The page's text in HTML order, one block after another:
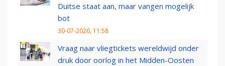
Duitse staat aan, maar vangen mogelijk
bot
30-07-2026, 11:58
Vraag naar vliegtickets wereldwijd onder
druk door oorlog in het Midden-Oosten